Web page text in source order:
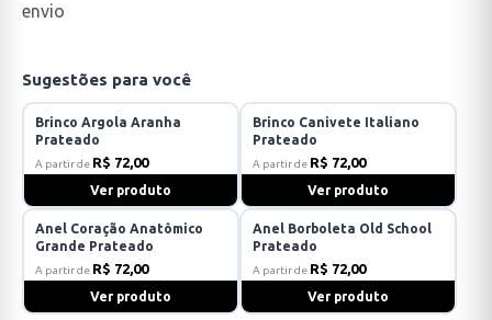
envio
Sugestões para você
Brinco Argola Aranha
Prateado
A partir de R$ 72,00
Ver produto
Brinco Canivete Italiano
Prateado
A partir de R$ 72,00
Ver produto
Anel Coração Anatômico
Grande Prateado
A partir de R$ 72,00
Ver produto
Anel Borboleta Old School
Prateado
A partir de R$ 72,00
Ver produto